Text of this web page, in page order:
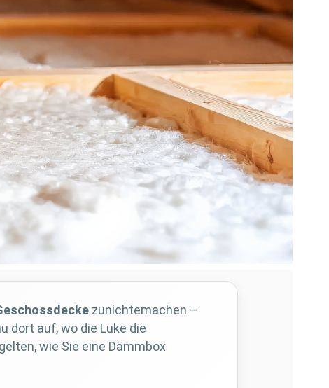
zunichtemachen –
dort auf, wo die Luke die
wie Sie eine Dämmbox